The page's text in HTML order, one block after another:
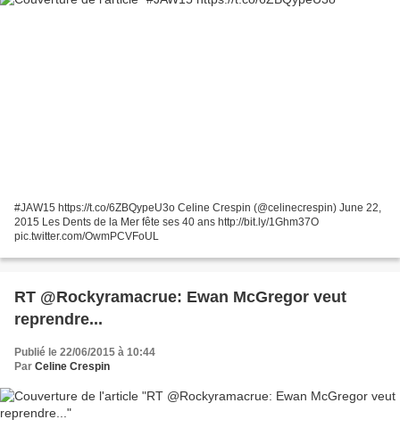
#JAW15 https://t.co/6ZBQypeU3o Celine Crespin (@celinecrespin) June 22,
2015 Les Dents de la Mer fête ses 40 ans http://bit.ly/1Ghm37O
pic.twitter.com/OwmPCVFoUL
RT @Rockyramacrue: Ewan McGregor veut
reprendre...
Publié le 22/06/2015 à 10:44
Par Celine Crespin